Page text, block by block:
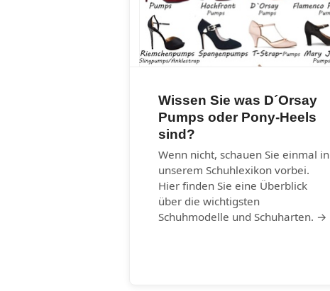
Wissen Sie was D´Orsay
Pumps oder Pony-Heels
sind?
Wenn nicht, schauen Sie einmal in
unserem Schuhlexikon vorbei.
Hier finden Sie eine Überblick
über die wichtigsten
Schuhmodelle und Schuharten. →